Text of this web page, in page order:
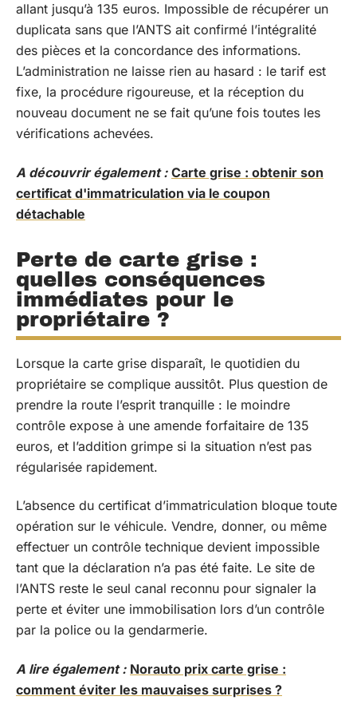
allant jusqu’à 135 euros. Impossible de récupérer un
duplicata sans que l’ANTS ait confirmé l’intégralité
des pièces et la concordance des informations.
L’administration ne laisse rien au hasard : le tarif est
fixe, la procédure rigoureuse, et la réception du
nouveau document ne se fait qu’une fois toutes les
vérifications achevées.
A découvrir également : Carte grise : obtenir son
certificat d'immatriculation via le coupon
détachable
Perte de carte grise :
quelles conséquences
immédiates pour le
propriétaire ?
Lorsque la carte grise disparaît, le quotidien du
propriétaire se complique aussitôt. Plus question de
prendre la route l’esprit tranquille : le moindre
contrôle expose à une amende forfaitaire de 135
euros, et l’addition grimpe si la situation n’est pas
régularisée rapidement.
L’absence du certificat d’immatriculation bloque toute
opération sur le véhicule. Vendre, donner, ou même
effectuer un contrôle technique devient impossible
tant que la déclaration n’a pas été faite. Le site de
l’ANTS reste le seul canal reconnu pour signaler la
perte et éviter une immobilisation lors d’un contrôle
par la police ou la gendarmerie.
A lire également : Norauto prix carte grise :
comment éviter les mauvaises surprises ?